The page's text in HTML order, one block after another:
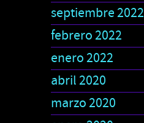
septiembre 2022
febrero 2022
enero 2022
abril 2020
marzo 2020